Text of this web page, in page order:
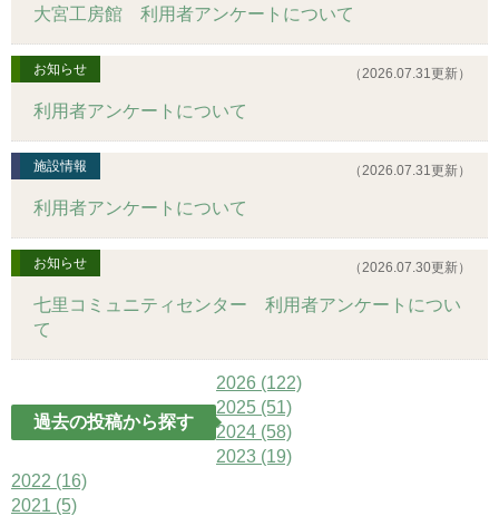
大宮工房館 利用者アンケートについて
お知らせ
利用者アンケートについて
（2026.07.31更新）
施設情報
利用者アンケートについて
（2026.07.31更新）
お知らせ
七里コミュニティセンター 利用者アンケートについ
て
（2026.07.30更新）
過去の投稿から探す
2026 (122)
2025 (51)
2024 (58)
2023 (19)
2022 (16)
2021 (5)